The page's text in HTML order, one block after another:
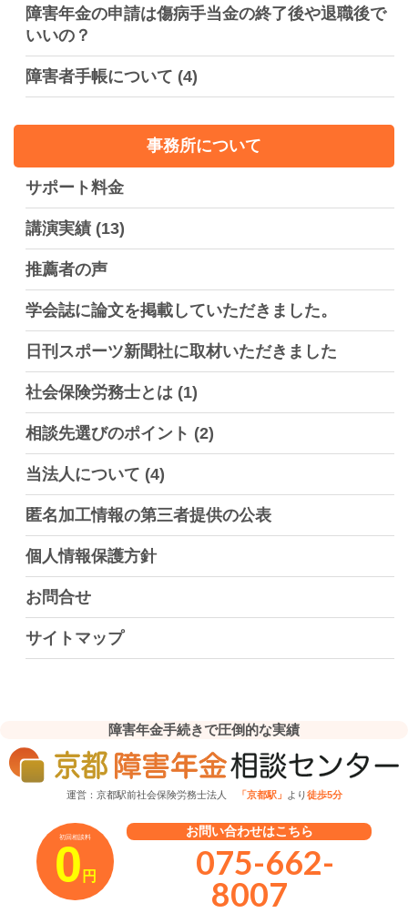
障害年金の申請は傷病手当金の終了後や退職後で
いいの？
障害者手帳について (4)
事務所について
サポート料金
講演実績 (13)
推薦者の声
学会誌に論文を掲載していただきました。
日刊スポーツ新聞社に取材いただきました
社会保険労務士とは (1)
相談先選びのポイント (2)
当法人について (4)
匿名加工情報の第三者提供の公表
個人情報保護方針
お問合せ
サイトマップ
障害年金手続きで圧倒的な実績
運営：京都駅前社会保険労務士法人 「京都駅」 より徒歩5分
初回相談料
0 円
お問い合わせはこちら
075-662-
8007